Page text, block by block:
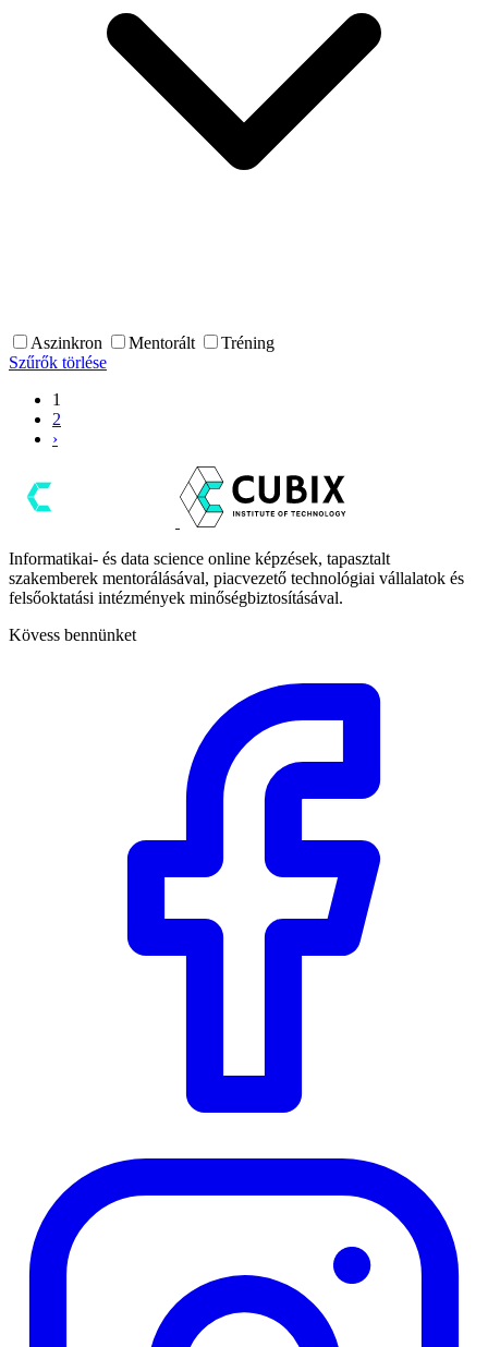
Aszinkron Mentorált
Tréning
Szűrők törlése
1
2
›
Informatikai- és data science online képzések, tapasztalt
szakemberek mentorálásával, piacvezető technológiai vállalatok és
felsőoktatási intézmények minőségbiztosításával.
Kövess bennünket